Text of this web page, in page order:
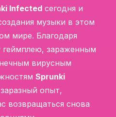
Infected сегодня и
музыки в этом
мире. Благодаря
геймплею, зараженным
вирусным
Sprunki
опыт,
возвращаться снова